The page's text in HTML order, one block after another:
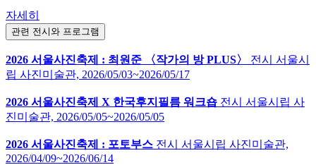
자세히
관련 전시와 프로그램
2026 서울사진축제 : 최원준 〈작가의 방 PLUS〉 전시 서울시
립 사진미술관, 2026/05/03~2026/05/17
2026 서울사진축제 X 한국후지필름 워크숍 전시 서울시립 사
진미술관, 2026/05/05~2026/05/05
2026 서울사진축제 : 포토부스 전시 서울시립 사진미술관,
2026/04/09~2026/06/14